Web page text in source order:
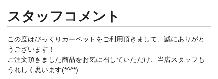
スタッフコメント
この度はびっくりカーペットをご利用頂きまして、誠にありがと
うございます！
ご注文頂きました商品をお気に召していただけ、当店スタッフも
うれしく思います(*^^*)